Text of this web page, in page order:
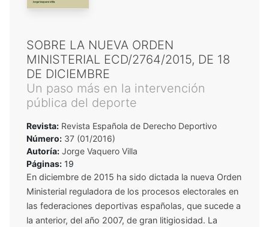
SOBRE LA NUEVA ORDEN
MINISTERIAL ECD/2764/2015, DE 18
DE DICIEMBRE
Un paso más en la intervención
pública del deporte
Revista: Revista Española de Derecho Deportivo
Número: 37 (01/2016)
Autoría: Jorge Vaquero Villa
Páginas: 19
En diciembre de 2015 ha sido dictada la nueva Orden
Ministerial reguladora de los procesos electorales en
las federaciones deportivas españolas, que sucede a
la anterior, del año 2007, de gran litigiosidad. La